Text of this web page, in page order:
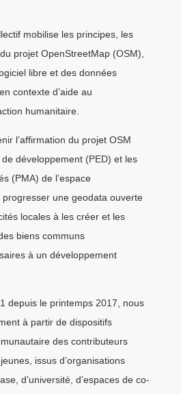
mobilise les principes, les
projet OpenStreetMap (OSM),
libre et des données
contexte d’aide au
humanitaire.
l’affirmation du projet OSM
développement (PED) et les
(PMA) de l’espace
progresser une geodata ouverte
locales à les créer et les
biens communs
à un développement
depuis le printemps 2017, nous
à partir de dispositifs
des contributeurs
issus d’organisations
d’université, d’espaces de co-